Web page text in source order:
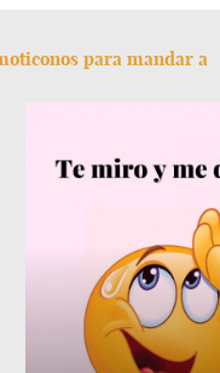
para mandar a